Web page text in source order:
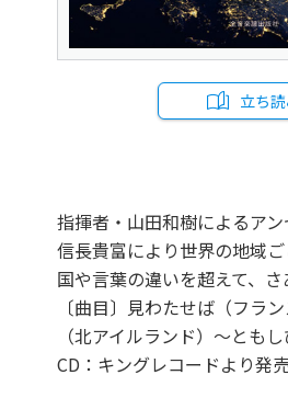
立ち
指揮者・山田和樹によるア
信長貴富により世界の地域
国や言葉の違いを超えて、
〔曲目〕見わたせば（フラ
（北アイルランド）～とも
CD：キングレコードより発